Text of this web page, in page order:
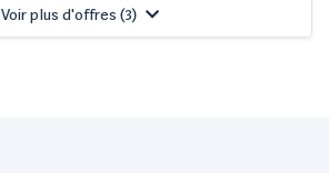
Voir plus d'offres (3)